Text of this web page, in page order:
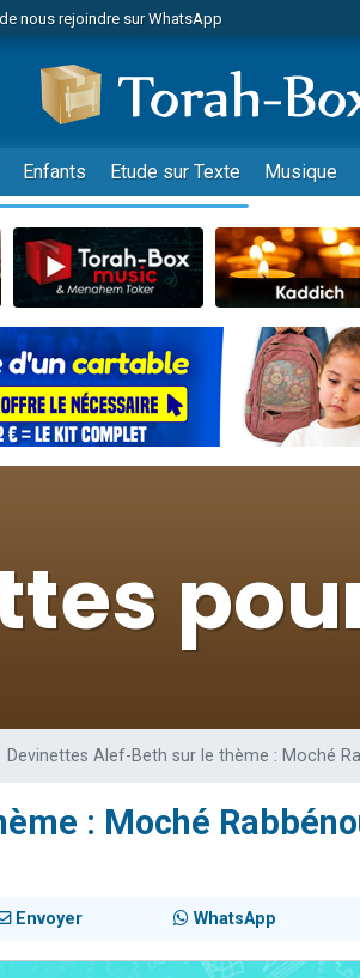
nous rejoindre sur WhatsApp
dans Torah-Box Music
de faire un don pour Sauvez la jambe de Yohan
étudier en groupe sur Zoom
nous rejoindre sur WhatsApp
nous rejoindre sur WhatsApp
nous rejoindre sur WhatsApp
dans Torah-Box Music
de faire un don pour Tsédaka : pauvres d'Israel
: Visions de grandeur n°104 : Le Chabbath et le
demander une bénédiction
étudier en groupe sur Zoom
de faire un don pour Reloger Rivka, 6 enfants,
de demander une bénédiction
Enfants Etude sur Texte Musique
Devinettes Alef-Beth sur le thème : Moché
: Moché
Envoyer WhatsApp